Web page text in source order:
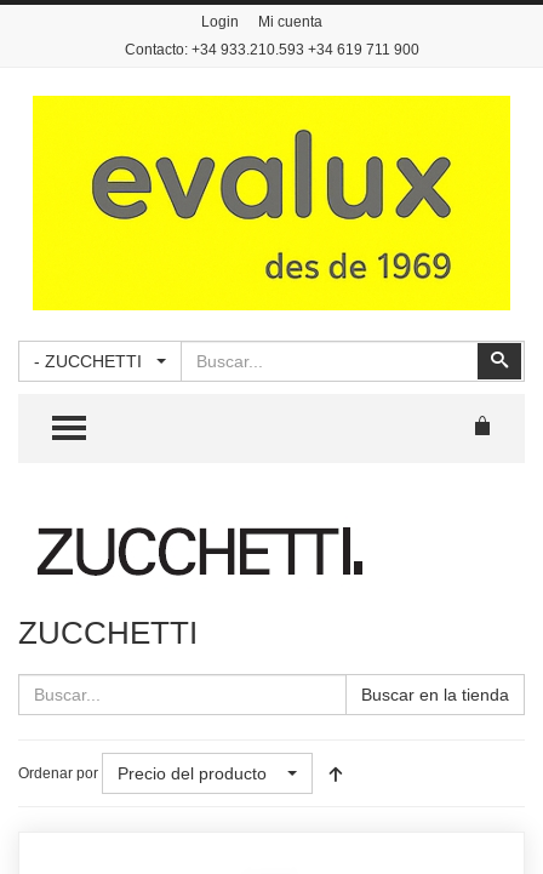
Login
Mi cuenta
Contacto: +34 933.210.593 +34 619 711 900
- ZUCCHETTI
TOGGLE MENU
ZUCCHETTI
Buscar en la tienda
Ordenar por Precio del producto